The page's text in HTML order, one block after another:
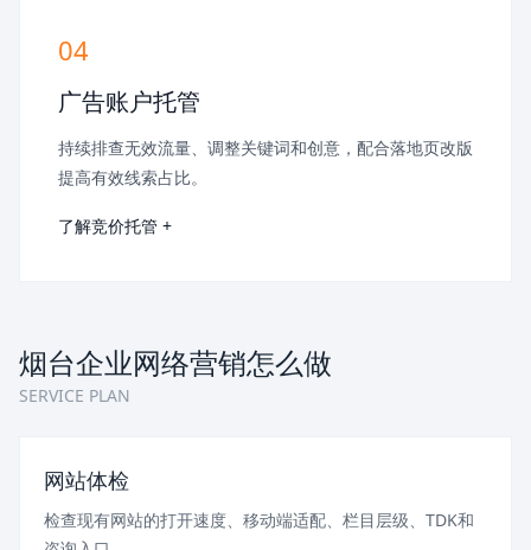
04
广告账户托管
持续排查无效流量、调整关键词和创意，配合落地页改版
提高有效线索占比。
了解竞价托管 +
烟台企业网络营销怎么做
SERVICE PLAN
网站体检
检查现有网站的打开速度、移动端适配、栏目层级、TDK和